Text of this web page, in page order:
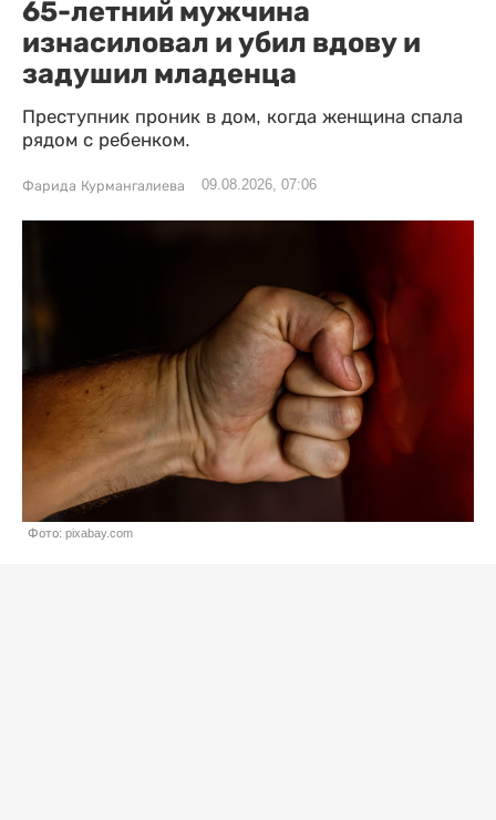
65-летний мужчина
изнасиловал и убил вдову и
задушил младенца
Преступник проник в дом, когда женщина спала
рядом с ребенком.
Фарида Курмангалиева 09.08.2026, 07:06
Фото: pixabay.com